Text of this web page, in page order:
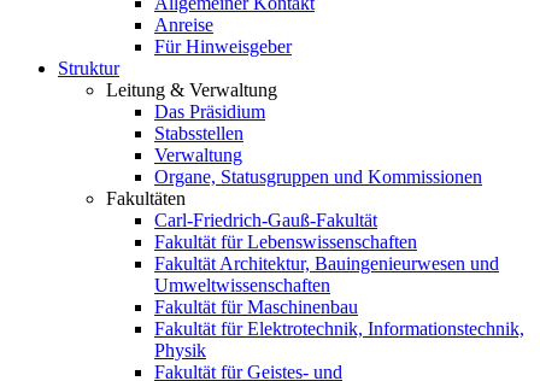
Anreise
Für Hinweisgeber
Struktur
Leitung & Verwaltung
Das Präsidium
Stabsstellen
Verwaltung
Organe, Statusgruppen und Kommissionen
Fakultäten
Carl-Friedrich-Gauß-Fakultät
Fakultät für Lebenswissenschaften
Fakultät Architektur, Bauingenieurwesen und
Umweltwissenschaften
Fakultät für Maschinenbau
Fakultät für Elektrotechnik, Informationstechnik,
Physik
Fakultät für Geistes- und